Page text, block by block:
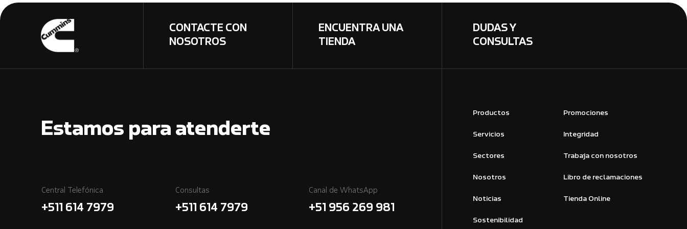
CONTACTE CON
NOSOTROS
ENCUENTRA UNA
TIENDA
DUDAS Y
CONSULTAS
Estamos para atenderte
Central Telefónica
+511 614 7979
Consultas
+511 614 7979
Canal de WhatsApp
+51 956 269 981
Productos
Servicios
Sectores
Nosotros
Noticias
Sostenibilidad
Promociones
Integridad
Trabaja con nosotros
Libro de reclamaciones
Tienda Online